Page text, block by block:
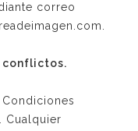
correo
conflictos.
Cualquier